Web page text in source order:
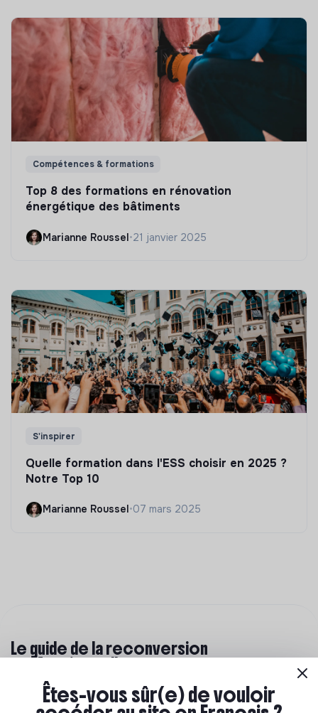
Compétences & formations
Top 8 des formations en rénovation
énergétique des bâtiments
Marianne Roussel•21 janvier 2025
S'inspirer
Quelle formation dans l'ESS choisir en 2025 ?
Notre Top 10
Marianne Roussel•07 mars 2025
Le guide de la reconversion
professionnelle
Tu ne t'épanouis plus dans ton travail, et tu envisages
de changer de profession pour trouver plus de sens
Êtes-vous sûr(e) de vouloir